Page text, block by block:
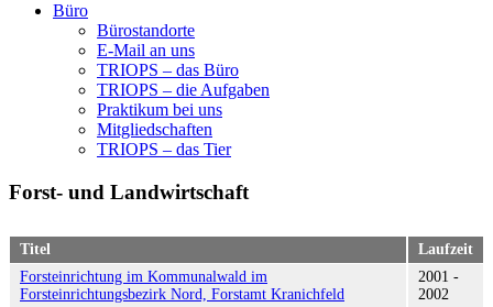
Büro
Bürostandorte
E-Mail an uns
TRIOPS – das Büro
TRIOPS – die Aufgaben
Praktikum bei uns
Mitgliedschaften
TRIOPS – das Tier
Forst- und Landwirtschaft
Titel
Laufzeit
Forsteinrichtung im Kommunalwald im
Forsteinrichtungsbezirk Nord, Forstamt Kranichfeld
2001 -
2002